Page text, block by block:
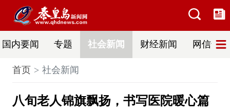
国内要闻 专题 社会新闻 财经新闻 网信普法
首页 社会新闻
八旬老人锦旗飘扬，书写医院暖心篇